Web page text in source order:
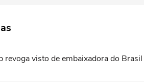
revoga visto de embaixadora do